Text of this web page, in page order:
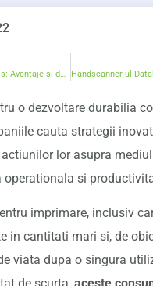
Etichetele linerless: Avantaje si dezavantaje de care trebuie sa tii cont
o dezvoltare durabilia
cauta strategii
lor asupra
operationala si
imprimare, inclusiv
in cantitati mari si, de
viata dupa o singura